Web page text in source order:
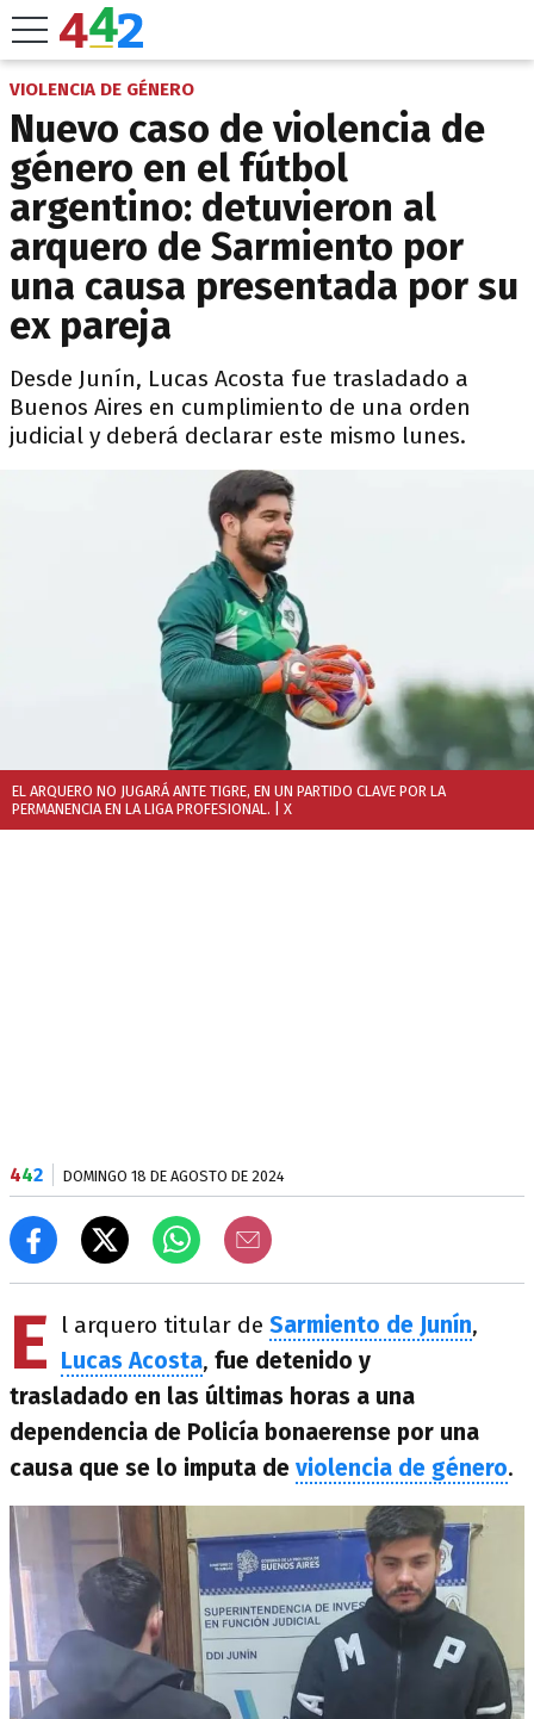
VIOLENCIA DE GÉNERO
Nuevo caso de violencia de
género en el fútbol
argentino: detuvieron al
arquero de Sarmiento por
una causa presentada por su
ex pareja
Desde Junín, Lucas Acosta fue trasladado a
Buenos Aires en cumplimiento de una orden
judicial y deberá declarar este mismo lunes.
EL ARQUERO NO JUGARÁ ANTE TIGRE, EN UN PARTIDO CLAVE POR LA
PERMANENCIA EN LA LIGA PROFESIONAL. | X
442 DOMINGO 18 DE AGOSTO DE 2024
E l arquero titular de Sarmiento de Junín,
Lucas Acosta, fue detenido y
trasladado en las últimas horas a una
dependencia de Policía bonaerense por una
causa que se lo imputa de violencia de género.